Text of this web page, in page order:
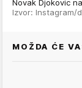
Novak Djokovic
Izvor: Instagram/
MOŽDA ĆE